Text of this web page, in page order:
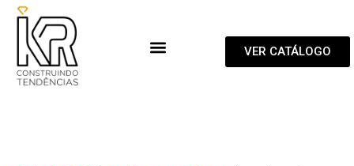
VER CATÁLOGO